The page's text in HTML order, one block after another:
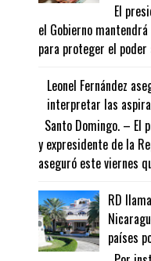
El
el Gobierno
para proteger el
Leonel Fernández
interpretar las
Santo Domingo. – El
y expresidente de la
aseguró este viernes
RD
países